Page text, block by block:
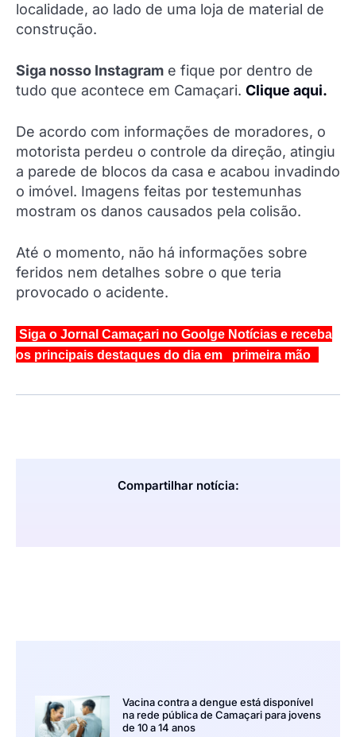
localidade, ao lado de uma loja de material de
construção.
Siga nosso Instagram e fique por dentro de
tudo que acontece em Camaçari. Clique aqui.
De acordo com informações de moradores, o
motorista perdeu o controle da direção, atingiu
a parede de blocos da casa e acabou invadindo
o imóvel. Imagens feitas por testemunhas
mostram os danos causados pela colisão.
Até o momento, não há informações sobre
feridos nem detalhes sobre o que teria
provocado o acidente.
Siga o Jornal Camaçari no Goolge Notícias e receba
os principais destaques do dia em primeira mão
Compartilhar notícia:
Vacina contra a dengue está disponível
na rede pública de Camaçari para jovens
de 10 a 14 anos